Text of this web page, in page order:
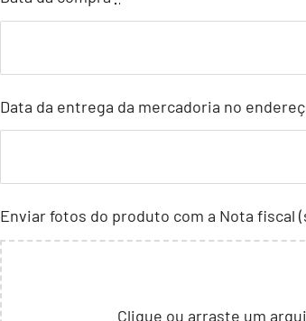
Data da entrega da mercadoria no
Enviar fotos do produto com a Nota fiscal
Clique ou arraste um